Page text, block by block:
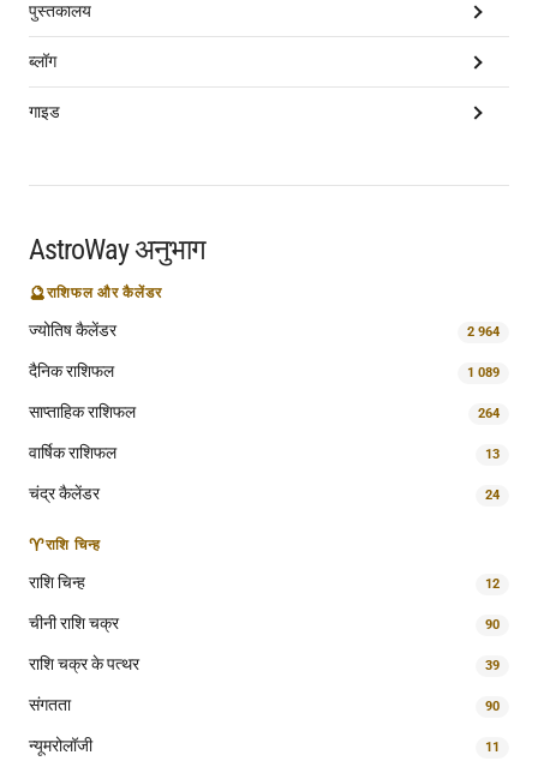
पुस्तकालय
ब्लॉग
गाइड
AstroWay अनुभाग
🔮राशिफल और कैलेंडर
ज्योतिष कैलेंडर 2 964
दैनिक राशिफल 1 089
साप्ताहिक राशिफल 264
वार्षिक राशिफल 13
चंद्र कैलेंडर 24
♈राशि चिन्ह
राशि चिन्ह 12
चीनी राशि चक्र 90
राशि चक्र के पत्थर 39
संगतता 90
न्यूमरोलॉजी 11